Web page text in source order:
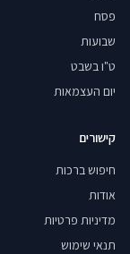
פסח
שבועות
ט"ו בשבט
יום העצמאות
קישורים
חיפוש ברכות
אודות
מדיניות פרטיות
תנאי שימוש